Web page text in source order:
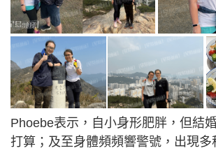
Phoebe表示，自小身形肥胖，但結
打算；及至身體頻頻響警號，出現